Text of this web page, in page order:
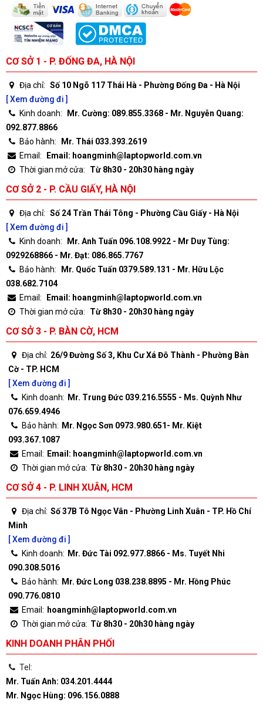
CƠ SỞ 1 - P. ĐỐNG ĐA, HÀ NỘI
Địa chỉ: Số 10 Ngõ 117 Thái Hà - Phường Đống Đa - Hà Nội
[ Xem đường đi ]
Kinh doanh:
Mr. Cường: 089.855.3368 - Mr. Nguyễn Quang:
092.877.8866
Bảo hành:
Mr. Thái 033.393.2619
Email:
Email: hoangminh@laptopworld.com.vn
Thời gian mở cửa:
Từ 8h30 - 20h30 hàng ngày
CƠ SỞ 2 - P. CẦU GIẤY, HÀ NỘI
Địa chỉ: Số 24 Trần Thái Tông - Phường Cầu Giấy - Hà Nội
[ Xem đường đi ]
Kinh doanh:
Mr. Anh Tuấn 096.108.9922 - Mr Duy Tùng:
0929268866 - Mr. Đạt: 086.865.7767
Bảo hành:
Mr. Quốc Tuấn 0379.589.131 - Mr. Hữu Lộc
038.682.7104
Email:
Email: hoangminh@laptopworld.com.vn
Thời gian mở cửa:
Từ 8h30 - 20h30 hàng ngày
CƠ SỞ 3 - P. BÀN CỜ, HCM
Địa chỉ: 26/9 Đường Số 3, Khu Cư Xá Đô Thành - Phường Bàn
Cờ - TP. HCM
[ Xem đường đi ]
Kinh doanh: Mr. Trung Đức 039.216.5555 - Ms. Quỳnh Như
076.659.4946
Bảo hành: Mr. Ngọc Sơn 0973.980.651- Mr. Kiệt
093.367.1087
Email: Email: hoangminh@laptopworld.com.vn
Thời gian mở cửa: Từ 8h30 - 20h30 hàng ngày
CƠ SỞ 4 - P. LINH XUÂN, HCM
Địa chỉ: Số 37B Tô Ngọc Vân - Phường Linh Xuân - TP. Hồ Chí
Minh
[ Xem đường đi ]
Kinh doanh: Mr. Đức Tài 092.977.8866 - Ms. Tuyết Nhi
090.308.5016
Bảo hành: Mr. Đức Long 038.238.8895 - Mr. Hồng Phúc
090.776.0810
Email: hoangminh@laptopworld.com.vn
Thời gian mở cửa: Từ 8h30 - 20h30 hàng ngày
KINH DOANH PHÂN PHỐI
Tel:
Mr. Tuấn Anh: 034.201.4444
Mr. Ngọc Hùng: 096.156.0888